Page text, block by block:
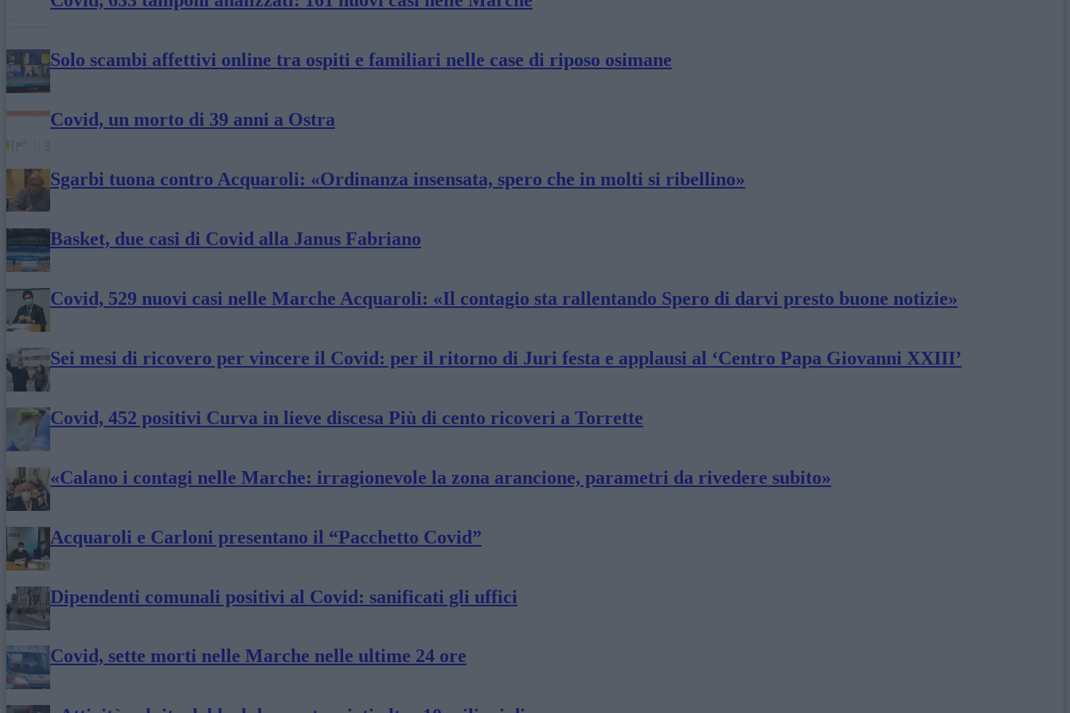
Solo scambi affettivi online tra ospiti e familiari nelle case di riposo osimane
Covid, un morto di 39 anni a Ostra
Sgarbi tuona contro Acquaroli: «Ordinanza insensata, spero che in molti si ribellino»
Basket, due casi di Covid alla Janus Fabriano
Covid, 529 nuovi casi nelle Marche Acquaroli: «Il contagio sta rallentando Spero di darvi presto buone notizie»
Sei mesi di ricovero per vincere il Covid: per il ritorno di Juri festa e applausi al ‘Centro Papa Giovanni XXIII’
Covid, 452 positivi Curva in lieve discesa Più di cento ricoveri a Torrette
«Calano i contagi nelle Marche: irragionevole la zona arancione, parametri da rivedere subito»
Acquaroli e Carloni presentano il “Pacchetto Covid”
Dipendenti comunali positivi al Covid: sanificati gli uffici
Covid, sette morti nelle Marche nelle ultime 24 ore